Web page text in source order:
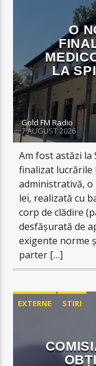
O
LA
Gold FM Radio
7 AUGUST 2026
Am fost astăzi la
finalizat lucrările
administrativă, o
lei, realizată cu
corp de clădire
desfășurată de
exigente norme
parter […]
EXTERNE STIRI